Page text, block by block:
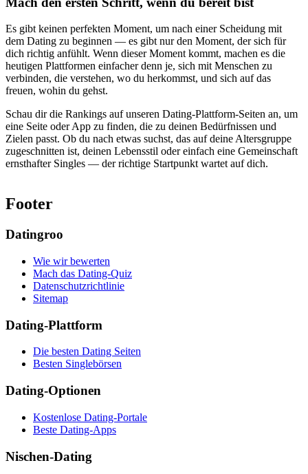
Es gibt keinen perfekten Moment, um nach einer Scheidung mit
dem Dating zu beginnen — es gibt nur den Moment, der sich für
dich richtig anfühlt. Wenn dieser Moment kommt, machen es die
heutigen Plattformen einfacher denn je, sich mit Menschen zu
verbinden, die verstehen, wo du herkommst, und sich auf das
freuen, wohin du gehst.
Schau dir die Rankings auf unseren Dating-Plattform-Seiten an, um
eine Seite oder App zu finden, die zu deinen Bedürfnissen und
Zielen passt. Ob du nach etwas suchst, das auf deine Altersgruppe
zugeschnitten ist, deinen Lebensstil oder einfach eine Gemeinschaft
ernsthafter Singles — der richtige Startpunkt wartet auf dich.
Footer
Datingroo
Wie wir bewerten
Mach das Dating-Quiz
Datenschutzrichtlinie
Sitemap
Dating-Plattform
Die besten Dating Seiten
Besten Singlebörsen
Dating-Optionen
Kostenlose Dating-Portale
Beste Dating-Apps
Nischen-Dating